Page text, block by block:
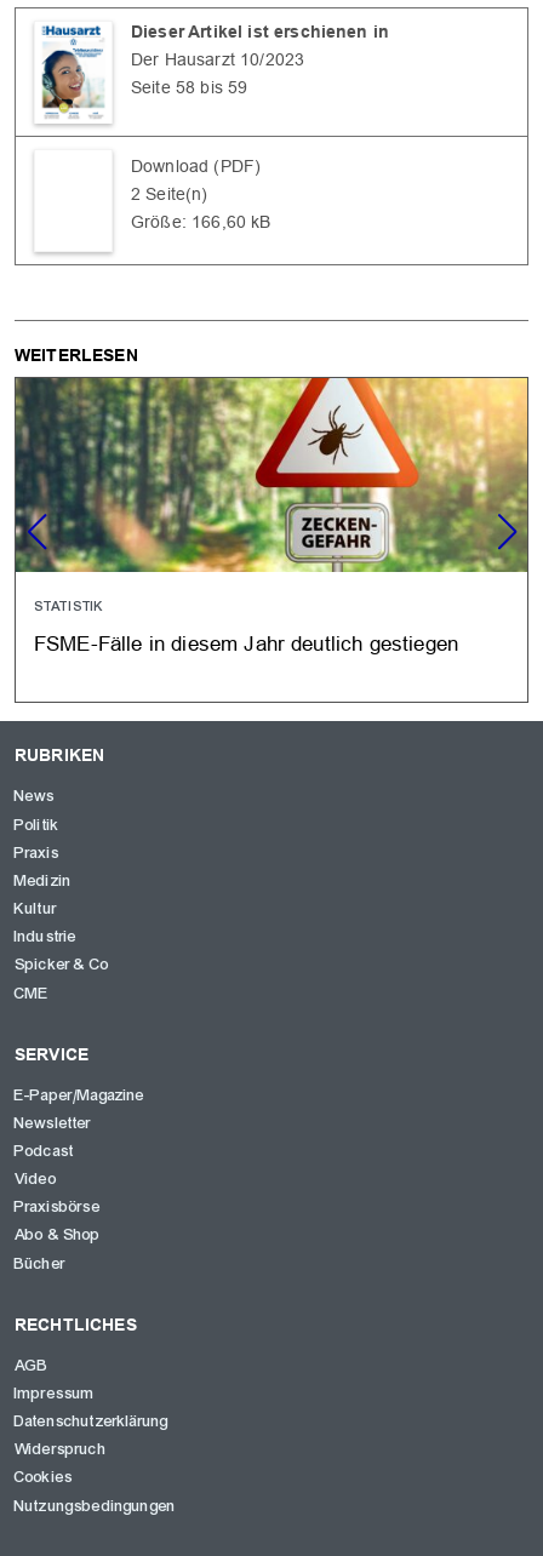
Dieser Artikel ist erschienen in
Der Hausarzt 10/2023
Seite 58 bis 59
Download (PDF)
2 Seite(n)
Größe: 166,60 kB
WEITERLESEN
STATISTIK
FSME-Fälle in diesem Jahr deutlich gestiegen
RUBRIKEN
News
Politik
Praxis
Medizin
Kultur
Industrie
Spicker & Co
CME
SERVICE
E-Paper/Magazine
Newsletter
Podcast
Video
Praxisbörse
Abo & Shop
Bücher
RECHTLICHES
AGB
Impressum
Datenschutzerklärung
Widerspruch
Cookies
Nutzungsbedingungen